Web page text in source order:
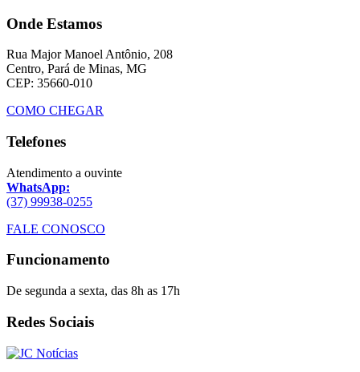
Onde Estamos
Rua Major Manoel Antônio, 208
Centro, Pará de Minas, MG
CEP: 35660-010
COMO CHEGAR
Telefones
Atendimento a ouvinte
WhatsApp:
(37) 99938-0255
FALE CONOSCO
Funcionamento
De segunda a sexta, das 8h as 17h
Redes Sociais